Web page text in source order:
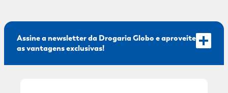
Assine a newsletter da Drogaria Globo e aproveite
as vantagens exclusivas!